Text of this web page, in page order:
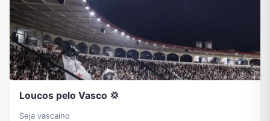
Loucos pelo Vasco 💢
Seja vascaíno